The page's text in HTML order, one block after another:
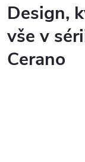
Design,
vše v
Cerano